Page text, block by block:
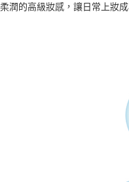
潤的高級妝感，讓日常上妝成